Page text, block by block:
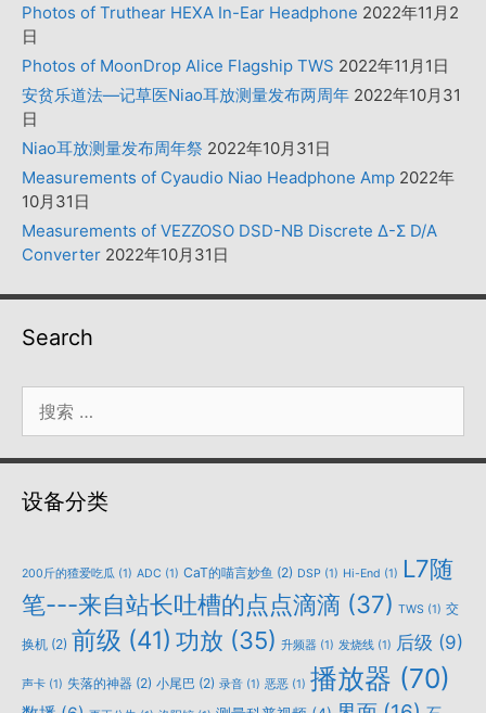
Photos of Truthear HEXA In-Ear Headphone 2022年11月2
日
Photos of MoonDrop Alice Flagship TWS 2022年11月1日
安贫乐道法—记草医Niao耳放测量发布两周年 2022年10月31
日
Niao耳放测量发布周年祭 2022年10月31日
Measurements of Cyaudio Niao Headphone Amp 2022年
10月31日
Measurements of VEZZOSO DSD-NB Discrete Δ-Σ D/A
Converter 2022年10月31日
Search
索：
设备分类
200斤的猹爱吃瓜 (1) ADC (1) CaT的喵言妙鱼 (2) DSP (1) Hi-End (1) L7随
笔---来自站长吐槽的点点滴滴 (37) TWS (1) 交
换机 (2) 前级 (41) 功放 (35) 升频器 (1) 发烧线 (1) 后级 (9)
声卡 (1) 失落的神器 (2) 小尾巴 (2) 录音 (1) 恶恶 (1) 播放器 (70)